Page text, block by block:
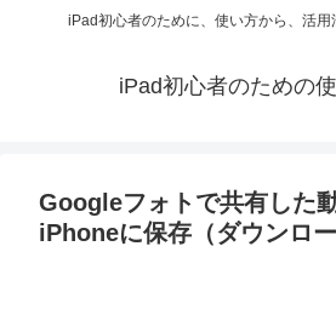
iPad初心者のために、使い方から、活
iPad初心者のための
Googleフォトで共有した
iPhoneに保存（ダウンロ